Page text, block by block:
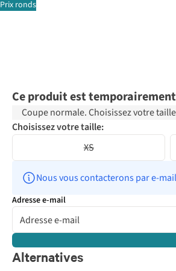
Prix ronds
Ce produit est
Coupe normale. Choisissez votre
Choisissez votre taille:
XS
Nous vous contacterons par e-
Adresse e-mail
Alternatives